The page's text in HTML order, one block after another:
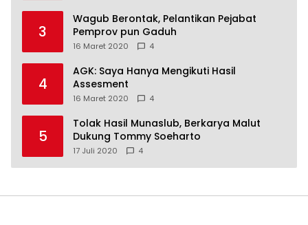
3
Wagub Berontak, Pelantikan Pejabat
Pemprov pun Gaduh
16 Maret 2020 4
4
AGK: Saya Hanya Mengikuti Hasil
Assesment
16 Maret 2020 4
5
Tolak Hasil Munaslub, Berkarya Malut
Dukung Tommy Soeharto
17 Juli 2020 4